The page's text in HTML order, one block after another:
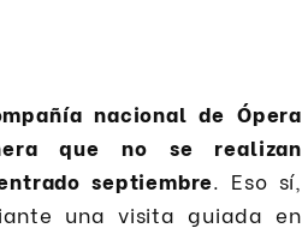
nacional de Ópera
que no se realizan
septiembre . Eso sí,
una visita guiada en